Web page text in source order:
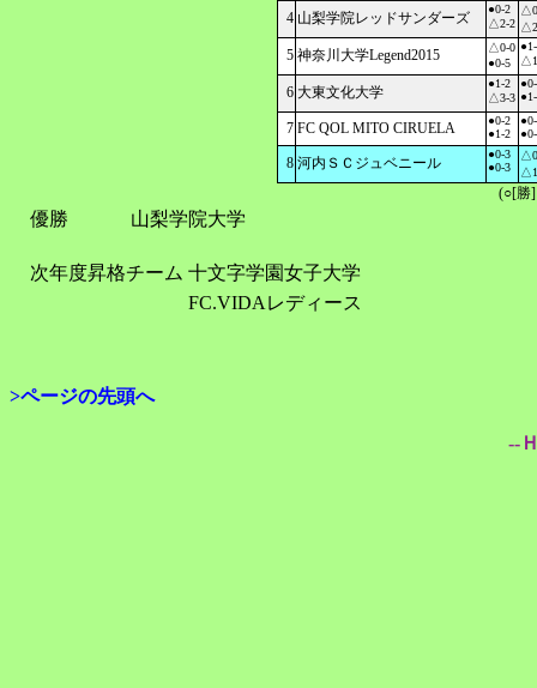
4 山梨学院レッドサンダーズ
●0-2
△2-2
5 神奈川大学Legend2015
△0-0
●0-5
6 大東文化大学
●1-2
△3-3
7 FC QOL MITO CIRUELA
●0-2
●1-2
8 河内ＳＣジュベニール
●0-3
●0-3
(○[勝
優勝 山梨学院大学
次年度昇格チーム 十文字学園女子大学
FC.VIDAレディース
>ページの先頭へ
--